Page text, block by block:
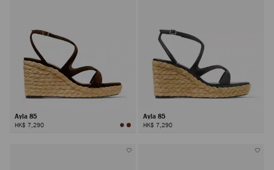
Ayla 85
HK$ 7,290
Ayla 85
HK$ 7,290